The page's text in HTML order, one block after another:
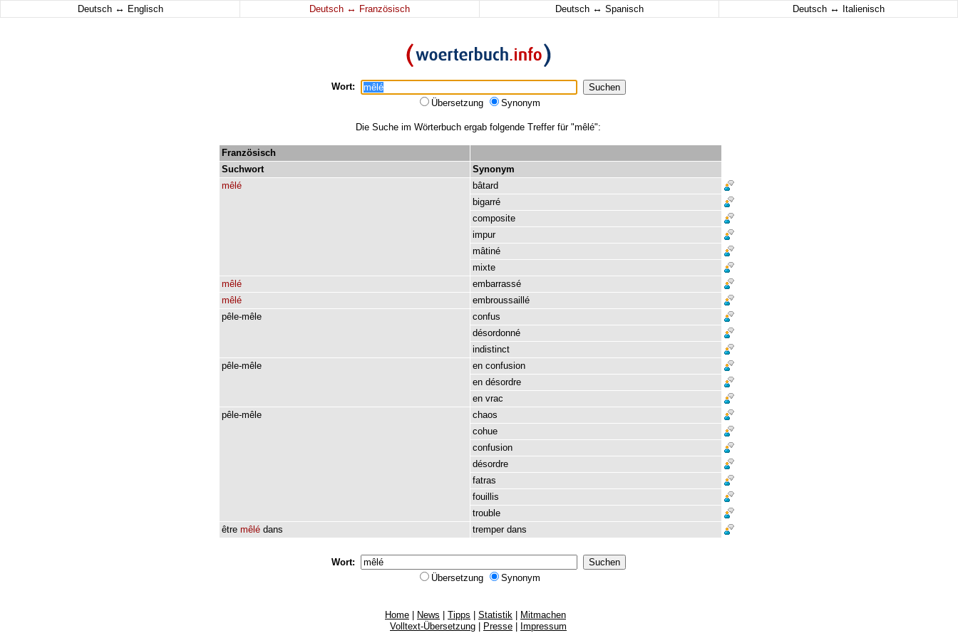
Deutsch ↔ Englisch Deutsch ↔ Französisch Deutsch ↔ Spanisch Deutsch ↔ Italienisch
Wort:
Übersetzung
Synonym
Die Suche im Wörterbuch ergab folgende Treffer für "mêlé":
Französisch
Suchwort
Synonym
mêlé
bâtard
bigarré
composite
impur
mâtiné
mixte
mêlé
embarrassé
mêlé
embroussaillé
pêle-mêle
confus
désordonné
indistinct
pêle-mêle
en confusion
en désordre
en vrac
pêle-mêle
chaos
cohue
confusion
désordre
fatras
fouillis
trouble
être mêlé dans tremper dans
Wort:
Übersetzung
Synonym
Home News Tipps Statistik
Mitmachen
Volltext-Übersetzung
Presse Impressum